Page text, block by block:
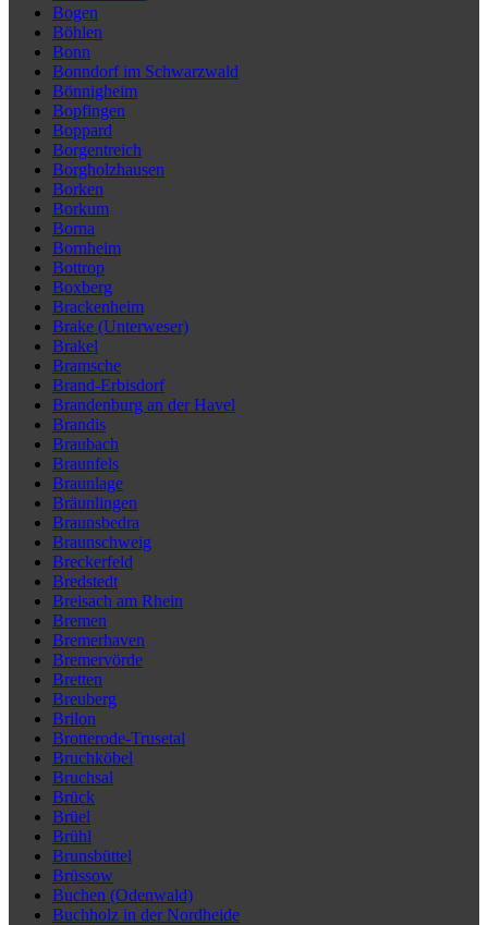
Bogen
Böhlen
Bonn
Bonndorf im Schwarzwald
Bönnigheim
Bopfingen
Boppard
Borgentreich
Borgholzhausen
Borken
Borkum
Borna
Bornheim
Bottrop
Boxberg
Brackenheim
Brake (Unterweser)
Brakel
Bramsche
Brand-Erbisdorf
Brandenburg an der Havel
Brandis
Braubach
Braunfels
Braunlage
Bräunlingen
Braunsbedra
Braunschweig
Breckerfeld
Bredstedt
Breisach am Rhein
Bremen
Bremerhaven
Bremervörde
Bretten
Breuberg
Brilon
Brotterode-Trusetal
Bruchköbel
Bruchsal
Brück
Brüel
Brühl
Brunsbüttel
Brüssow
Buchen (Odenwald)
Buchholz in der Nordheide